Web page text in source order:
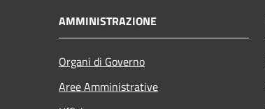
AMMINISTRAZIONE
Organi di Governo
Aree Amministrative